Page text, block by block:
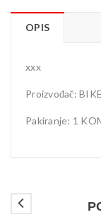
OPIS
xxx
Proizvođač:
Pakiranje: 1